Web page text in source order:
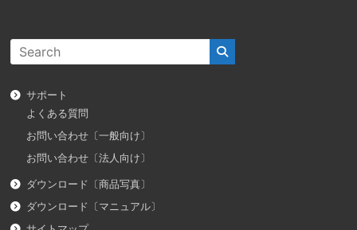
サポート
よくある質問
お問い合わせ〔一般向け〕
お問い合わせ〔法人向け〕
ダウンロード〔商品写真〕
ダウンロード〔マニュアル〕